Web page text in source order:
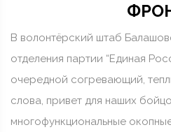
В волонтёрский штаб
отделения партии “Единая
очередной согревающий,
слова, привет для наших
многофункциональные